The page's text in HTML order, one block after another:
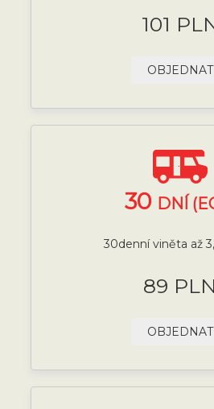
101
OBJEDNAT
30 DNÍ
30denní viněta až
89 PLN
OBJEDNAT